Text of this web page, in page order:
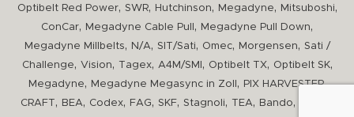
Optibelt Red Power, SWR, Hutchinson, Megadyne, Mitsuboshi,
ConCar, Megadyne Cable Pull , Megadyne Pull Down,
Megadyne Millbelts, N/A, SIT/Sati, Omec, Morgensen, Sati /
Challenge, Vision, Tagex, A4M/SMI , Optibelt TX, Optibelt SK,
Megadyne, Megadyne Megasync in Zoll , PIX HARVESTER,
CRAFT, BEA, Codex, FAG, SKF, Stagnoli, TEA, Bando,